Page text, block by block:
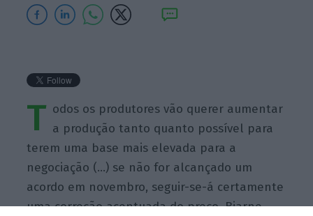
T odos os produtores vão querer aumentar
a produção tanto quanto possível para
terem uma base mais elevada para a
negociação (…) se não for alcançado um
acordo em novembro, seguir-se-á certamente
uma correção acentuada do preço, Bjarne